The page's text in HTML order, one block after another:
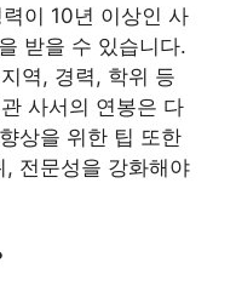
이 10년 이상인 사
받을 수 있습니다.
역, 경력, 학위 등
사서의 연봉은 다
상을 위한 팁 또한
전문성을 강화해야